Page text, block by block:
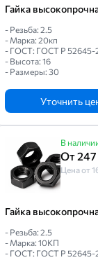
Гайка
- Резьба: 2.5
- Марка: 20кп
- ГОСТ: ГОСТ Р 52645-
- Высота: 16
- Размеры: 30
Уточнить
В
От 247
Цена от
Гайка
- Резьба: 2.5
- Марка: 10КП
- ГОСТ: ГОСТ Р 52645-